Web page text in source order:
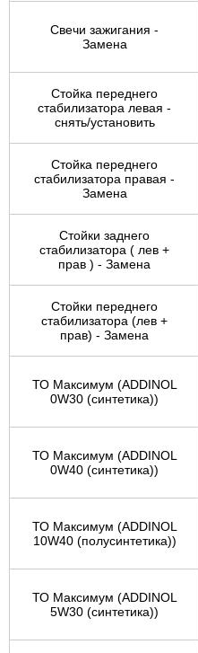
Свечи зажигания -
Замена
Стойка переднего
стабилизатора левая -
снять/установить
Стойка переднего
стабилизатора правая -
Замена
Стойки заднего
стабилизатора ( лев +
прав ) - Замена
Стойки переднего
стабилизатора (лев +
прав) - Замена
ТО Максимум (ADDINOL
0W30 (синтетика))
ТО Максимум (ADDINOL
0W40 (синтетика))
ТО Максимум (ADDINOL
10W40 (полусинтетика))
ТО Максимум (ADDINOL
5W30 (синтетика))